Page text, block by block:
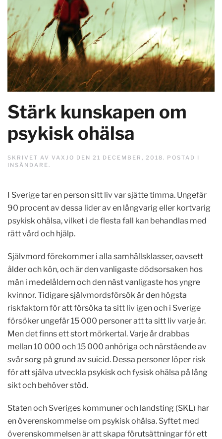
Stärk kunskapen om
psykisk ohälsa
SKRIVET AV VAXJO DEN 21 DECEMBER, 2018 . POSTAD I
INSÄNDARE .
I Sverige tar en person sitt liv var sjätte timma. Ungefär
90 procent av dessa lider av en långvarig eller kortvarig
psykisk ohälsa, vilket i de flesta fall kan behandlas med
rätt vård och hjälp.
Självmord förekommer i alla samhällsklasser, oavsett
ålder och kön, och är den vanligaste dödsorsaken hos
män i medelåldern och den näst vanligaste hos yngre
kvinnor. Tidigare självmordsförsök är den högsta
riskfaktorn för att försöka ta sitt liv igen och i Sverige
försöker ungefär 15 000 personer att ta sitt liv varje år.
Men det finns ett stort mörkertal. Varje år drabbas
mellan 10 000 och 15 000 anhöriga och närstående av
svår sorg på grund av suicid. Dessa personer löper risk
för att själva utveckla psykisk och fysisk ohälsa på lång
sikt och behöver stöd.
Staten och Sveriges kommuner och landsting (SKL) har
en överenskommelse om psykisk ohälsa. Syftet med
överenskommelsen är att skapa förutsättningar för ett